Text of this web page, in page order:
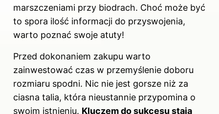
marszczeniami przy biodrach. Choć może być
to spora ilość informacji do przyswojenia,
warto poznać swoje atuty!
Przed dokonaniem zakupu warto
zainwestować czas w przemyślenie doboru
rozmiaru spodni. Nic nie jest gorsze niż za
ciasna talia, która nieustannie przypomina o
swoim istnieniu. Kluczem do sukcesu stają